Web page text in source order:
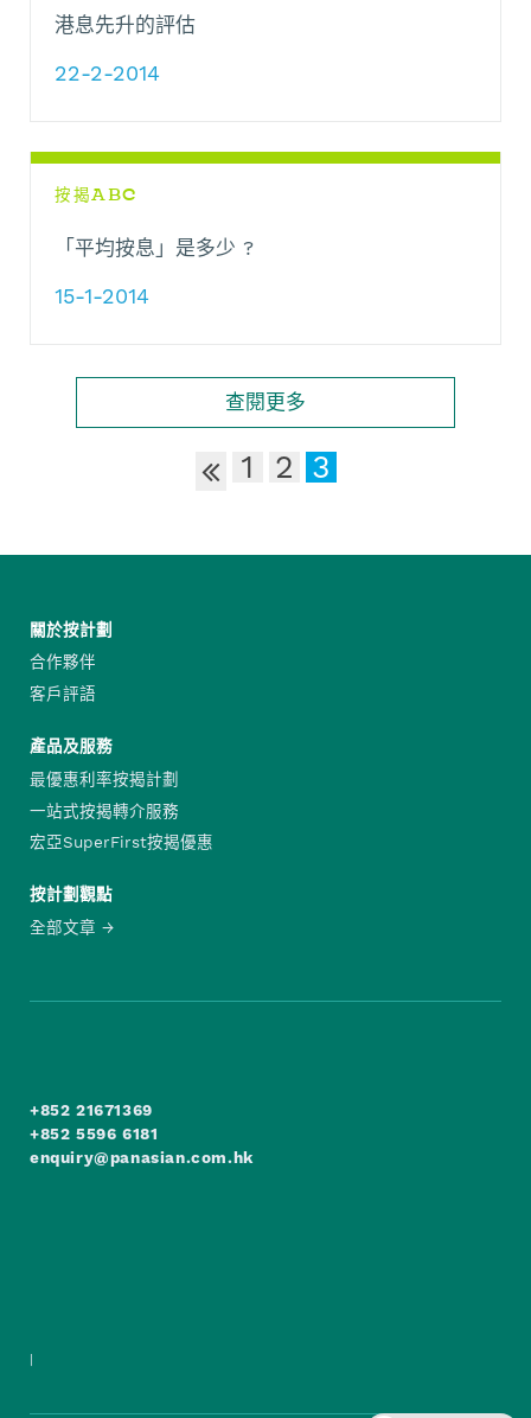
港息先升的評估
22-2-2014
按揭ABC
「平均按息」是多少 ?
15-1-2014
查閱更多
1 2 3
關於按計劃
合作夥伴
客戶評語
產品及服務
最優惠利率按揭計劃
一站式按揭轉介服務
宏亞SuperFirst按揭優惠
按計劃觀點
全部文章
+852 21671369
+852 5596 6181
enquiry@panasian.com.hk